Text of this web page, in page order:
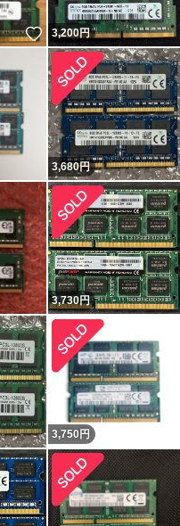
いいね！
3,200円
3,680円
3,730円
3,750 円